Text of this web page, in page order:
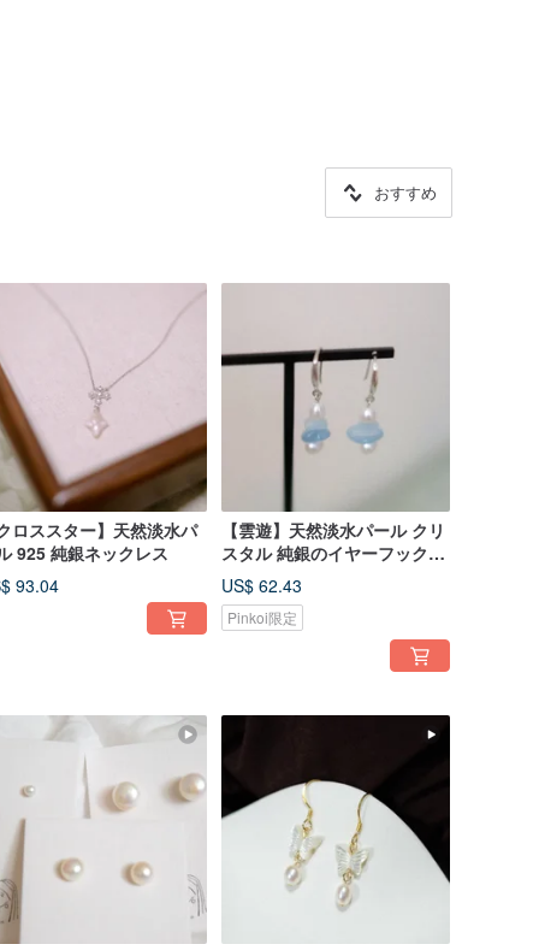
おすすめ
クロススター】天然淡水パ
925 純銀ネックレス
93.04
【雲遊】天然淡水パール クリ
スタル 純銀のイヤーフック／
イヤークリップ
US$ 62.43
Pinkoi限定